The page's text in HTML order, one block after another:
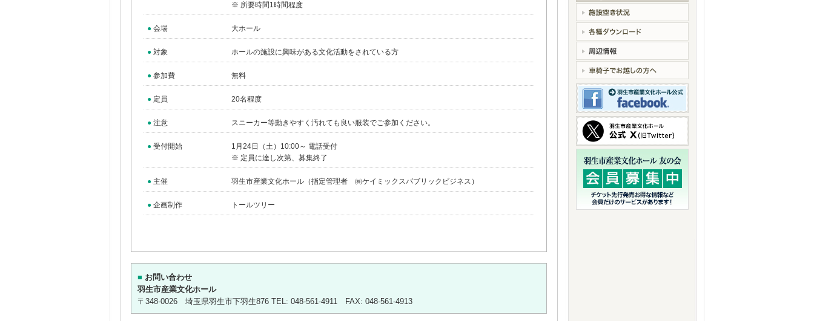
※ 所要時間1時間程度
● 会場 大ホール
● 対象 ホールの施設に興味がある文化活動をされている方
● 参加費 無料
● 定員 20名程度
● 注意 スニーカー等動きやすく汚れても良い服装でご参加ください。
● 受付開始
1月24日（土）10:00～ 電話受付
※ 定員に達し次第、募集終了
● 主催 羽生市産業文化ホール（指定管理者 ㈱ケイミックスパブリックビジネス）
● 企画制作 トールツリー
■ お問い合わせ
羽生市産業文化ホール
〒348-0026 埼玉県羽生市下羽生876 TEL: 048-561-4911 FAX: 048-561-4913